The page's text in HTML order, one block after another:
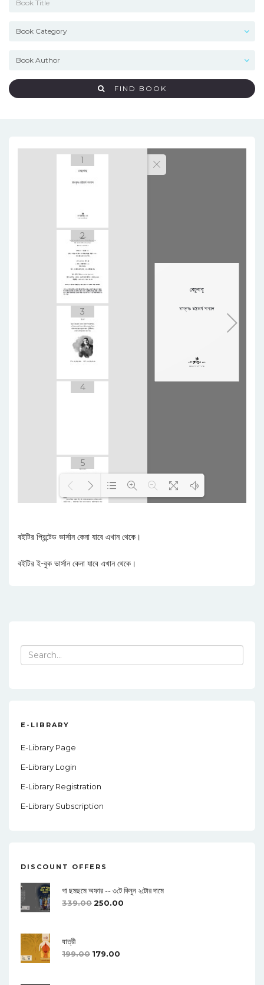
FIND BOOK
1
2
3
4
5
6
বইটির প্রিন্টেড ভার্সান কেনা যাবে এখান থেকে।
বইটির ই-বুক ভার্সান কেনা যাবে এখান থেকে।
Search
for:
E-LIBRARY
E-Library Page
E-Library Login
E-Library Registration
E-Library Subscription
DISCOUNT OFFERS
গা ছমছমে অফার -- ৩টে কিনুন ২টোর দামে
339.00250.00
যাত্রী
199.00 179.00